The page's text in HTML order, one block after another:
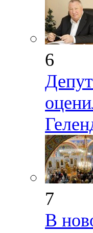
6
7
В